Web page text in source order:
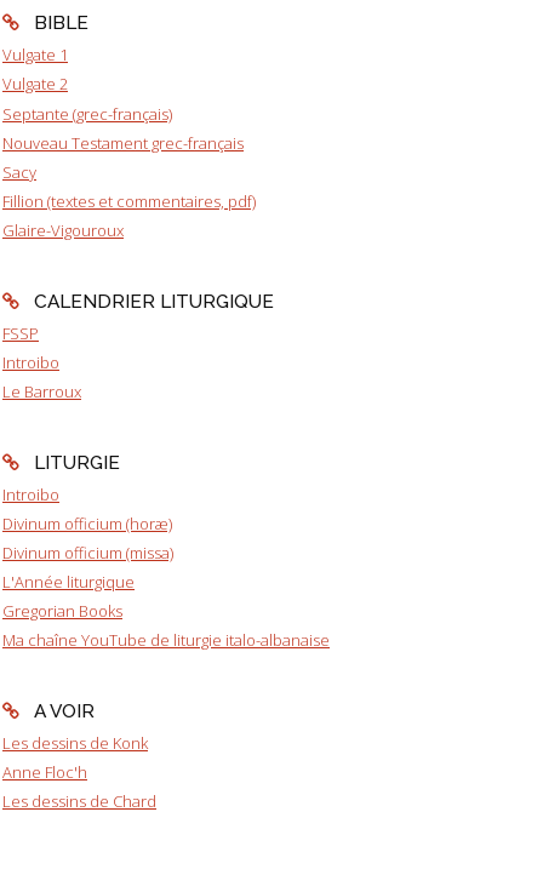
BIBLE
Vulgate 1
Vulgate 2
Septante (grec-français)
Nouveau Testament grec-français
Sacy
Fillion (textes et commentaires, pdf)
Glaire-Vigouroux
CALENDRIER LITURGIQUE
FSSP
Introibo
Le Barroux
LITURGIE
Introibo
Divinum officium (horæ)
Divinum officium (missa)
L'Année liturgique
Gregorian Books
Ma chaîne YouTube de liturgie italo-albanaise
A VOIR
Les dessins de Konk
Anne Floc'h
Les dessins de Chard